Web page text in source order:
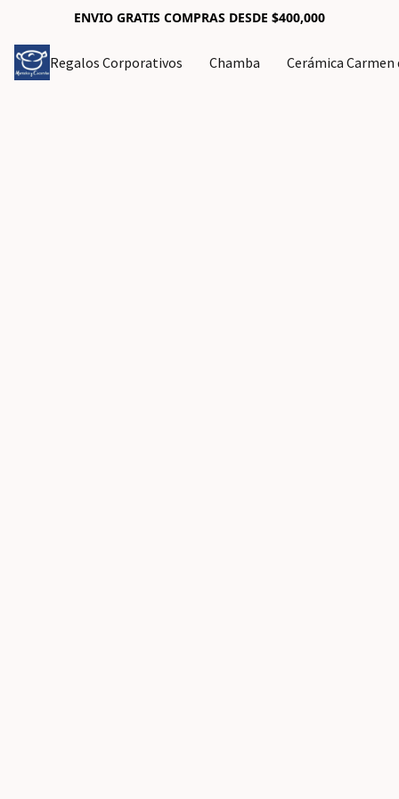
ENVIO GRATIS COMPRAS DESDE $400,000
Regalos Corporativos Chamba Cerámica Carmen